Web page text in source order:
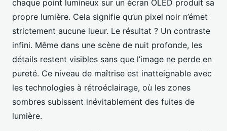
chaque point lumineux sur un écran OLED produit sa
propre lumière. Cela signifie qu’un pixel noir n’émet
strictement aucune lueur. Le résultat ? Un contraste
infini. Même dans une scène de nuit profonde, les
détails restent visibles sans que l’image ne perde en
pureté. Ce niveau de maîtrise est inatteignable avec
les technologies à rétroéclairage, où les zones
sombres subissent inévitablement des fuites de
lumière.